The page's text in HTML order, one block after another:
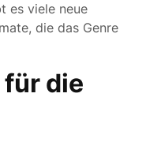
es viele neue
die das Genre
die